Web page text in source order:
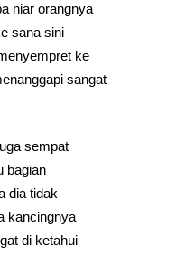
niar orangnya
sana sini
ke
sangat
sempat
bagian
dia tidak
kancingnya
di ketahui